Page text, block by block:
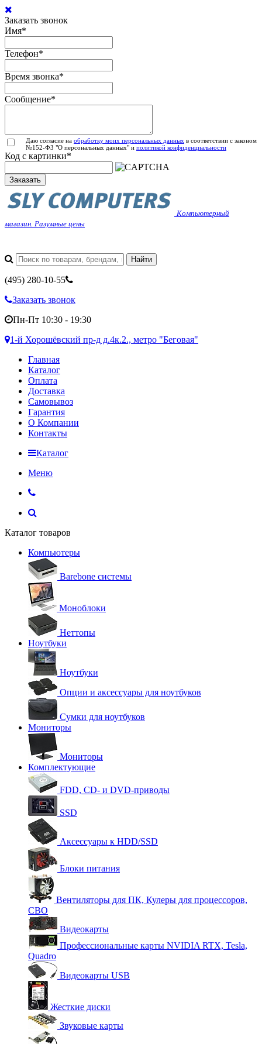
Заказать звонок
Имя*
Телефон*
Время звонка*
Сообщение*
Даю согласие на обработку моих персональных данных в соответствии с законом
№152-ФЗ "О персональных данных" и политикой конфиденциальности
Код с картинки*
Заказать
Компьютерный
магазин. Разумные цены
(495) 280-10-55
Заказать звонок
Пн-Пт 10:30 - 19:30
1-й Хорошёвский пр-д д.4к.2., метро "Беговая"
Главная
Каталог
Оплата
Доставка
Самовывоз
Гарантия
О Компании
Контакты
Каталог
Меню
Каталог товаров
Компьютеры
Barebone системы
Моноблоки
Неттопы
Ноутбуки
Ноутбуки
Опции и аксессуары для ноутбуков
Сумки для ноутбуков
Мониторы
Мониторы
Комплектующие
FDD, CD- и DVD-приводы
SSD
Аксессуары к HDD/SSD
Блоки питания
Вентиляторы для ПК, Кулеры для процессоров,
СВО
Видеокарты
Профессиональные карты NVIDIA RTX, Tesla,
Quadro
Видеокарты USB
Жесткие диски
Звуковые карты